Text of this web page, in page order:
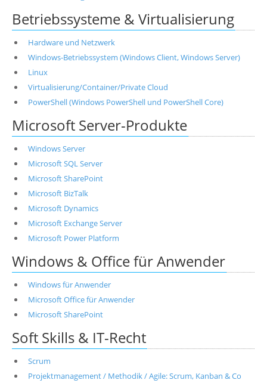
Betriebssysteme & Virtualisierung
Hardware und Netzwerk
Windows-Betriebssystem (Windows Client, Windows Server)
Linux
Virtualisierung/Container/Private Cloud
PowerShell (Windows PowerShell und PowerShell Core)
Microsoft Server-Produkte
Windows Server
Microsoft SQL Server
Microsoft SharePoint
Microsoft BizTalk
Microsoft Dynamics
Microsoft Exchange Server
Microsoft Power Platform
Windows & Office für Anwender
Windows für Anwender
Microsoft Office für Anwender
Microsoft SharePoint
Soft Skills & IT-Recht
Scrum
Projektmanagement / Methodik / Agile: Scrum, Kanban & Co